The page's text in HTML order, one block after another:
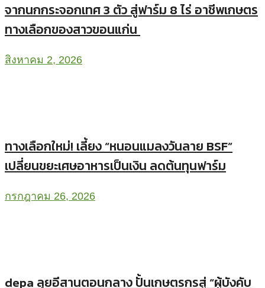
จากนกกระจอกเทศ 3 ตัว สู่ฟาร์ม 8 ไร่ อาชีพเกษตร
ทางเลือกของสาวขอนแก่น
สิงหาคม 2, 2026
ทางเลือกใหม่! เลี้ยง “หนอนแมลงวันลาย BSF”
เปลี่ยนขยะเศษอาหารเป็นเงิน ลดต้นทุนฟาร์ม
กรกฎาคม 26, 2026
depa ลุยอีสานตอนกลาง ปั้นเกษตรกรสู่ “ผู้บังคับ